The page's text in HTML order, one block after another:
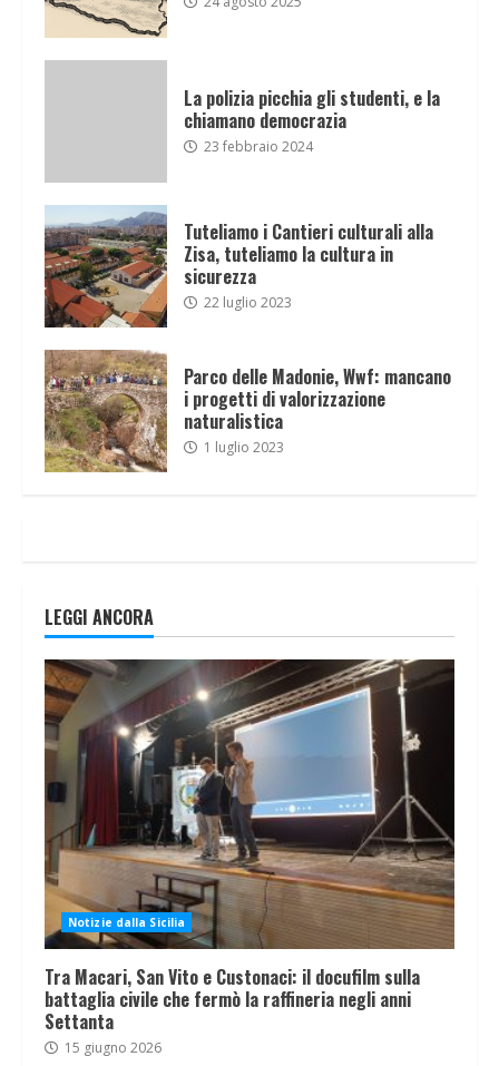
La polizia picchia gli studenti, e la
chiamano democrazia
23 febbraio 2024
Tuteliamo i Cantieri culturali alla
Zisa, tuteliamo la cultura in
sicurezza
22 luglio 2023
Parco delle Madonie, Wwf: mancano
i progetti di valorizzazione
naturalistica
1 luglio 2023
LEGGI ANCORA
Notizie dalla Sicilia
Tra Macari, San Vito e Custonaci: il docufilm sulla
battaglia civile che fermò la raffineria negli anni
Settanta
15 giugno 2026